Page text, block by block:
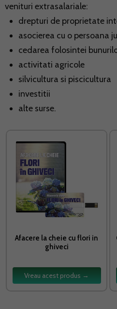
venituri extrasalariale:
drepturi de proprietate
asocierea cu o persoana
cedarea folosintei
activitati agricole
silvicultura si piscicultura
investitii
alte surse.
Afacere la cheie cu flori in
ghiveci
Vreau acest produs →